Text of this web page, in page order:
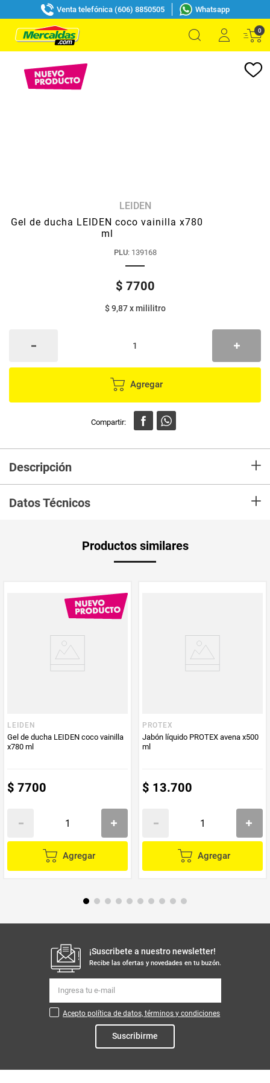
Venta telefónica (606) 8850505 Whatsapp
0
LEIDEN
Gel de ducha LEIDEN coco vainilla x780
ml
PLU: 139168
$ 7700
$ 9,87xmililitro
Agregar
Descripción +
Datos Técnicos +
780
PUM - Unidad
de Medida
Productos similares
LEIDEN
Gel de ducha LEIDEN coco vainilla
x780 ml
$ 7700
Agregar
PROTEX
Jabón líquido PROTEX avena x500
ml
$ 13.700
Agregar
¡Suscribete a nuestro newsletter!
Recibe las ofertas y novedades en tu buzón.
Acepto política de datos, términos y condiciones
Suscribirme